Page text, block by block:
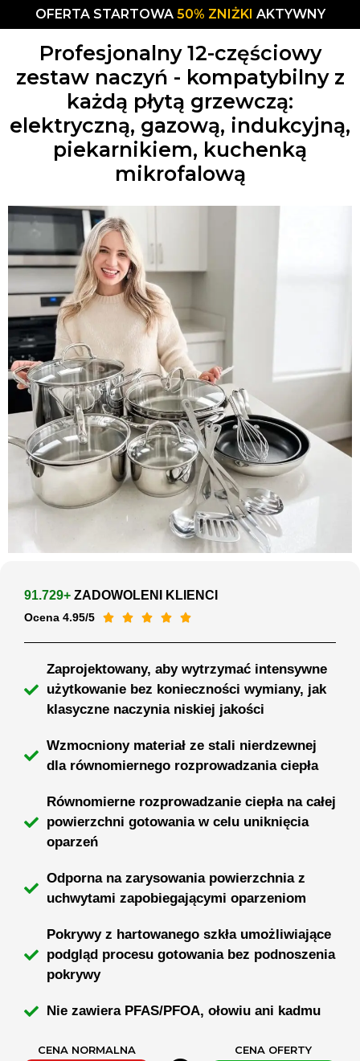
OFERTA STARTOWA 50% ZNIŻKI AKTYWNY
Profesjonalny 12-częściowy
zestaw naczyń - kompatybilny z
każdą płytą grzewczą:
elektryczną, gazową, indukcyjną,
piekarnikiem, kuchenką
mikrofalową
91.729+ ZADOWOLENI KLIENCI
Ocena 4.95/5     
Zaprojektowany, aby wytrzymać intensywne
użytkowanie bez konieczności wymiany, jak
klasyczne naczynia niskiej jakości
Wzmocniony materiał ze stali nierdzewnej
dla równomiernego rozprowadzania ciepła
Równomierne rozprowadzanie ciepła na całej
powierzchni gotowania w celu uniknięcia
oparzeń
Odporna na zarysowania powierzchnia z
uchwytami zapobiegającymi oparzeniom
Pokrywy z hartowanego szkła umożliwiające
podgląd procesu gotowania bez podnoszenia
pokrywy
Nie zawiera PFAS/PFOA, ołowiu ani kadmu
CENA NORMALNA CENA OFERTY